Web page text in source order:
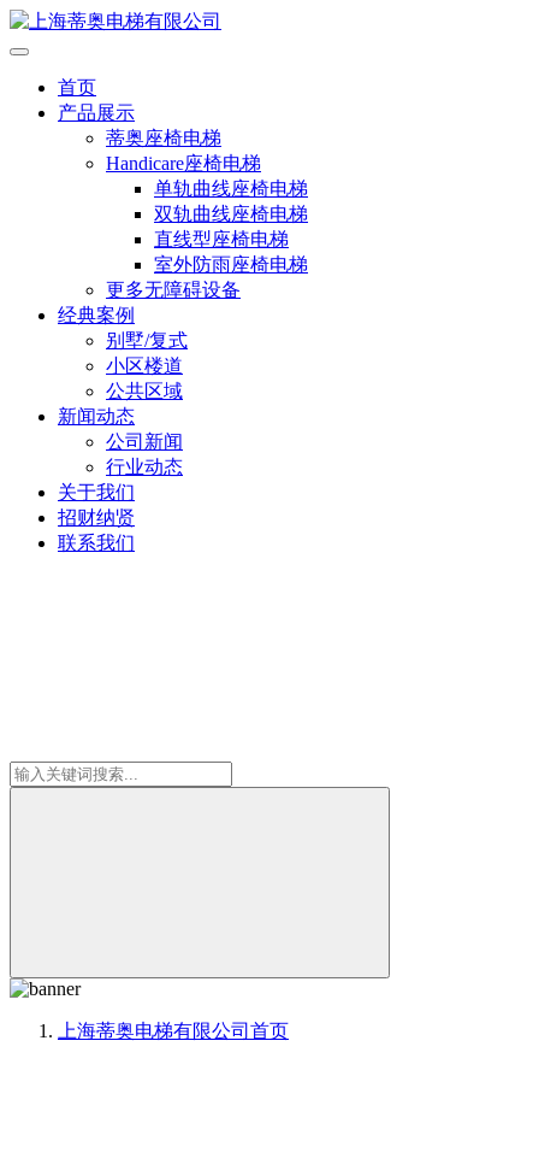
首页
产品展示
蒂奥座椅电梯
Handicare座椅电梯
单轨曲线座椅电梯
双轨曲线座椅电梯
直线型座椅电梯
室外防雨座椅电梯
更多无障碍设备
经典案例
别墅/复式
小区楼道
公共区域
新闻动态
公司新闻
行业动态
关于我们
招财纳贤
联系我们
上海蒂奥电梯有限公司 首页